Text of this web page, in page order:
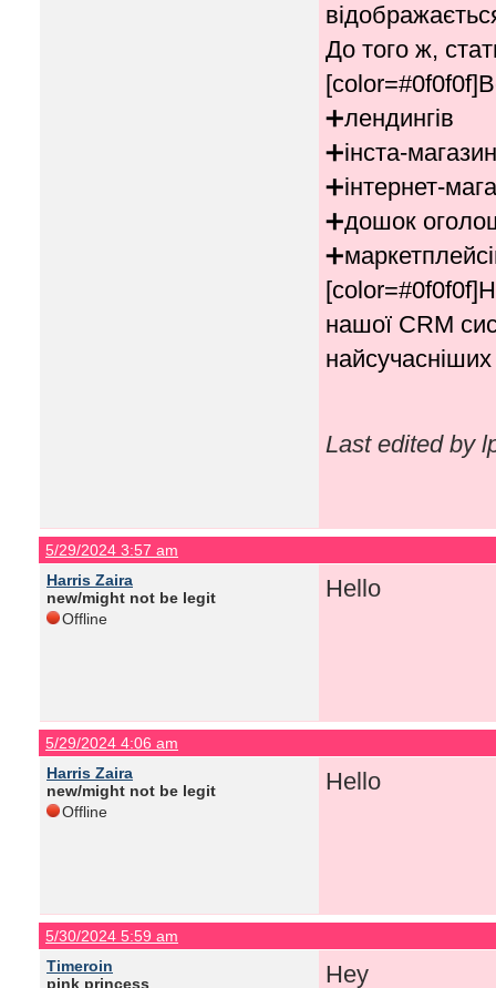
До того ж,
➕лендингів
➕інста-
➕інтернет-
➕дошок
нашої CRM
найсучасніших
Last edited by
5/29/2024 3:57 am
Harris Zaira
new/might not be legit
Offline
Hello
5/29/2024 4:06 am
Harris Zaira
new/might not be legit
Offline
Hello
5/30/2024 5:59 am
Timeroin
pink princess
Hey